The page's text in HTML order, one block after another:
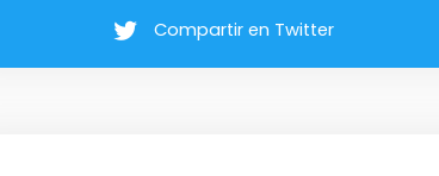
Compartir en Twitter